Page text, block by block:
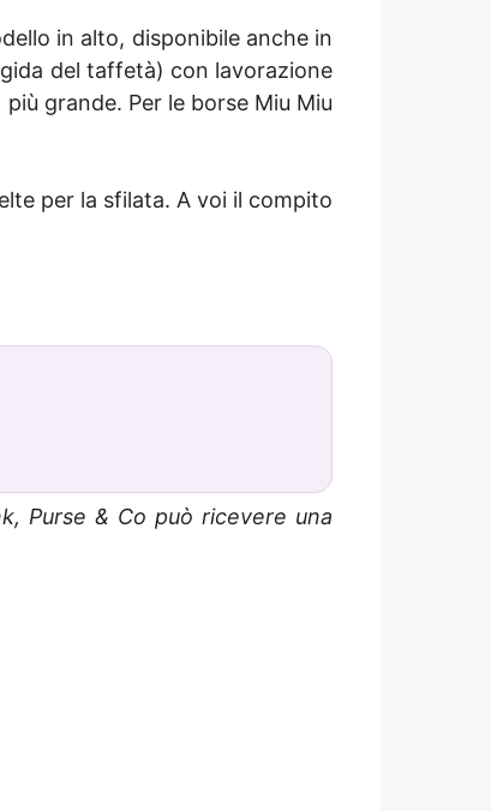
in alto, disponibile anche in
del taffetà) con lavorazione
grande. Per le borse Miu Miu
per la sfilata. A voi il compito
Purse & Co può ricevere una